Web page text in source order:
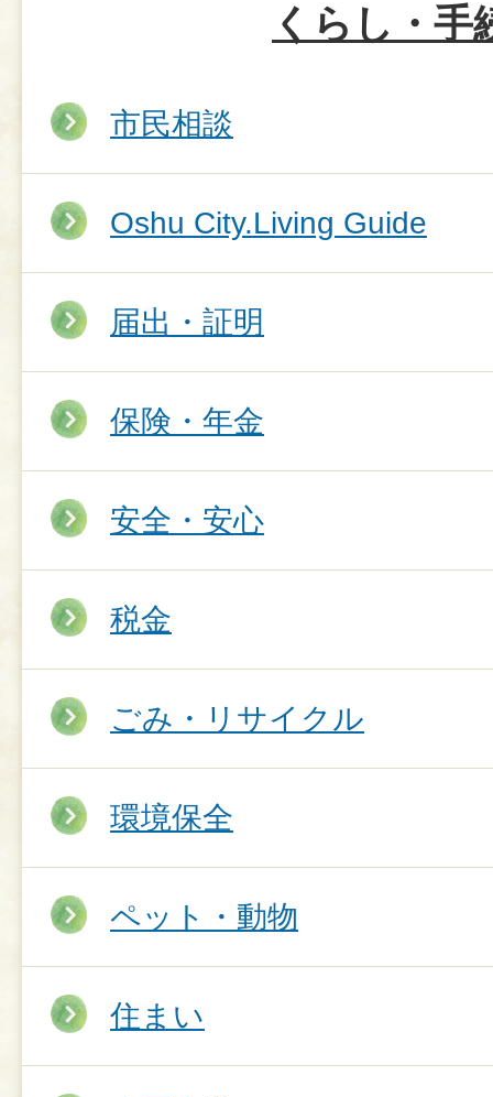
くらし・手
市民相談
Oshu City.Living Guide
届出・証明
保険・年金
安全・安心
税金
ごみ・リサイクル
環境保全
ペット・動物
住まい